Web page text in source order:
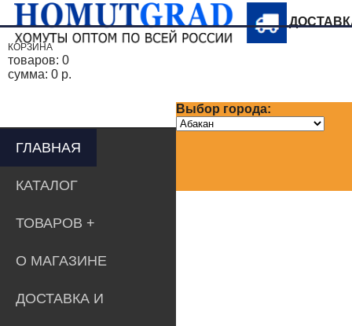
Выбор города:
КОРЗИНА
товаров: 0
сумма: 0 р.
ГЛАВНАЯ
КАТАЛОГ
ТОВАРОВ
О МАГАЗИНЕ
ДОСТАВКА И